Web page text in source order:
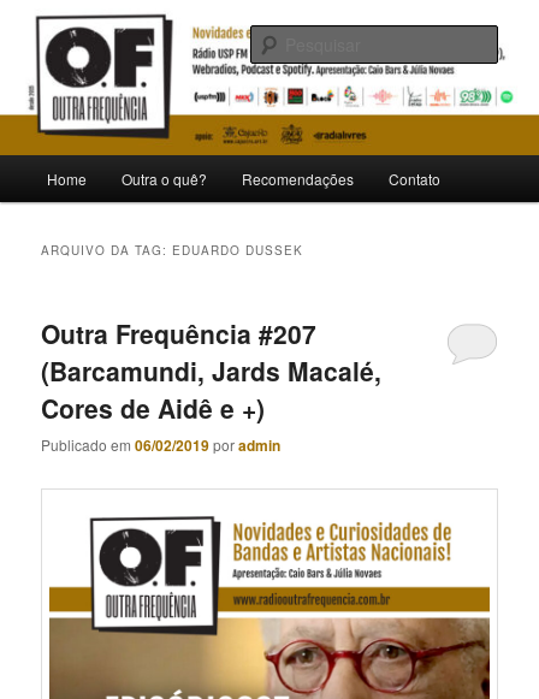
Pular
conteúdo
principal
Pular
conteúdo
secundárioOutra Frequência
Novidades e curiosidades de bandas e artistas nacionais
principal
Home Outra o quê? Recomendações Contato
ARQUIVO DA TAG: EDUARDO DUSSEK
Outra Frequência #207
(Barcamundi, Jards Macalé,
Cores de Aidê e +)
Publicado em06/02/2019poradmin